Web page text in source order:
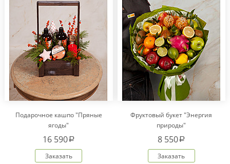
Подарочное кашпо "Пряные
ягоды"
16 590a
Заказать
Фруктовый букет "Энергия
природы"
8 550a
Заказать